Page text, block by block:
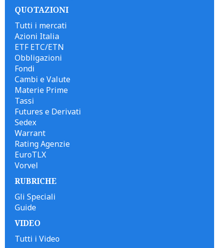
QUOTAZIONI
Tutti i mercati
Azioni Italia
ETF ETC/ETN
Obbligazioni
Fondi
Cambi e Valute
Materie Prime
Tassi
Futures e Derivati
Sedex
Warrant
Rating Agenzie
EuroTLX
Vorvel
RUBRICHE
Gli Speciali
Guide
VIDEO
Tutti i Video